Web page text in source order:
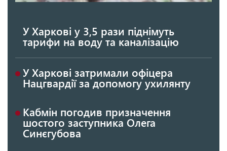
У Харкові у 3,5 рази піднімуть
тарифи на воду та каналізацію
У Харкові затримали офіцера
Нацгвардії за допомогу ухилянту
Кабмін погодив призначення
шостого заступника Олега
Синєгубова